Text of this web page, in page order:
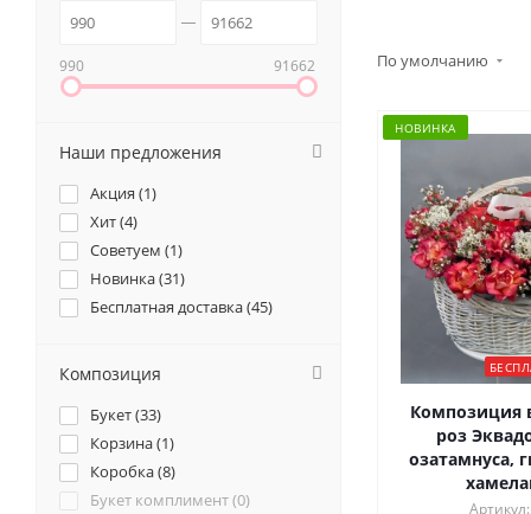
По умолчанию
НОВИНКА
Композиция
роз
озатамнуса,
990 91662
Наши предложения
Акция (1)
Хит (4)
Советуем (1)
Новинка (31)
Бесплатная доставка (45)
Композиция
Букет (33)
Корзина (1)
Коробка (8)
Букет комплимент (0)